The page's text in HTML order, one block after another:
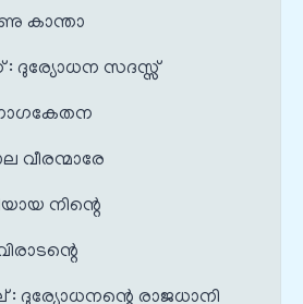
കാന്താ
: ദുര്യോധന സദസ്സ്
വീരന്മാരേ
നിന്റെ
: ദുര്യോധനന്റെ രാജധാനി